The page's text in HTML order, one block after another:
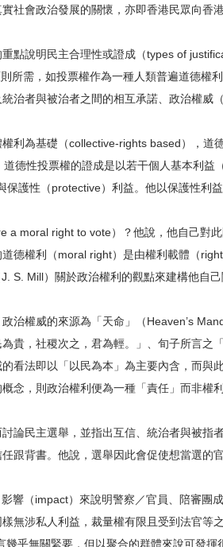
社會政治發展的關懷，亦即香港民眾向香
點說明民主合理性或證成（types of
所需，如投票權作為一種人類普遍道德權
治者與被治者之間的相互承諾、政治權威
利為基礎（collective-rights based），
德性投票權的證成是以若干個人基本利
護性（protective）利益。他以保護性利
moral right to vote）？他說，他自己對
德權利（moral right）是由權利載體（
Mill）關於政治權利的觀點來建構他自己
治權威的來源為「天命」（Heaven’s
貴，社稷次之，君為輕。」、旬子所言之
看法即以「以民為本」為主要內含，而與
念，則政治權利便為一種「責任」而非權
論民主選舉，並指出互信、統治者與被
跟背書。他說，選舉因此會促使想當選的
響（impact）來說明警察／官員、陪審
無涉私人利益，裁量權有限且受到法官
乎無關緊要，但以聚合的群體來說可發揮